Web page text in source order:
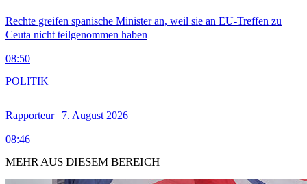
Rechte greifen spanische Minister an, weil sie an EU-Treffen zu
Ceuta nicht teilgenommen haben
08:50
Rapporteur | 7. August 2026
08:46
POLITIK
MEHR AUS DIESEM BEREICH